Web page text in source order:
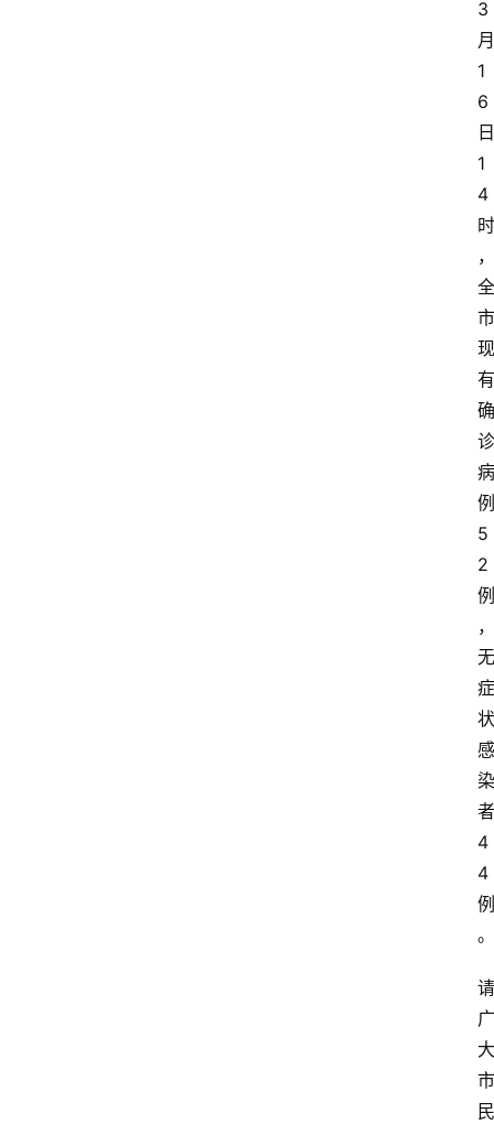
3
月
1
6
日
1
4
时
，
全
市
现
有
确
诊
病
例
5
2
例
，
无
症
状
感
染
者
4
4
例
。
请
广
大
市
民